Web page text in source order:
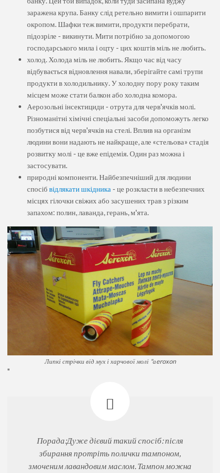
заражена крупа. Банку слід ретельно вимити і ошпарити
окропом. Шафки теж вимити, продукти перебрати,
підозріле - викинути. Мити потрібно за допомогою
господарського мила і оцту - цих коштів міль не любить.
холод. Холода міль не любить. Якщо час від часу
відбувається відновлення навали, зберігайте самі трупи
продукти в холодильнику. У холодну пору року таким
місцем може стати балкон або холодна комора.
Аерозольні інсектициди - отрута для черв'ячків молі.
Різноманітні хімічні спеціальні засоби допоможуть легко
позбутися від черв'ячків на стелі. Вплив на організм
людини вони надають не найкраще, але «стельова» стадія
розвитку молі - це вже епідемія. Один раз можна і
застосувати.
природні компоненти. Найбезпечніший для людини
спосіб відлякати шкідника - це розкласти в небезпечних
місцях гілочки свіжих або засушених трав з різким
запахом: полин, лаванда, герань, м'ята.
Липкі стрічки від мух і харчової молі "аeroxon
"
Порада:Дуже дієвий такий спосіб: після
збирання протріть полички тампоном,
змоченим лавандовим маслом. Тампон можна